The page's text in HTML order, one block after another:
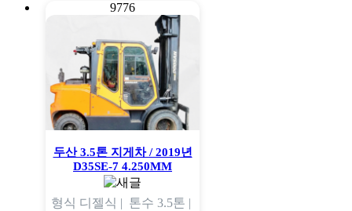
9776
두산 3.5톤 지게차 / 2019년
D35SE-7 4.250MM
형식 디젤식 | 톤수 3.5톤 |